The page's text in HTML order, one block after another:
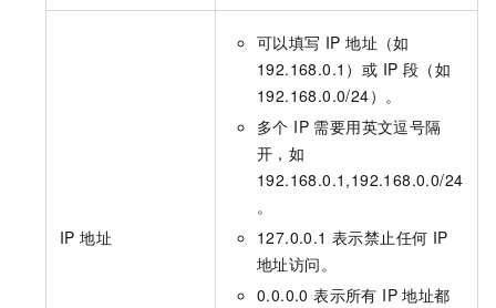
IP 地址
可以填写 IP 地址（如
192.168.0.1）或 IP 段（如
192.168.0.0/24）。
多个 IP 需要用英文逗号隔
开，如
192.168.0.1,192.168.0.0/24
。
127.0.0.1 表示禁止任何 IP
地址访问。
0.0.0.0 表示所有 IP 地址都